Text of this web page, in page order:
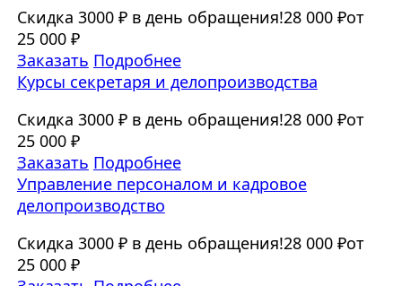
Скидка 3000 ₽ в день обращения!28 000 ₽от
25 000 ₽
Заказать Подробнее
Курсы секретаря и делопроизводства
Скидка 3000 ₽ в день обращения!28 000 ₽от
25 000 ₽
Заказать Подробнее
Управление персоналом и кадровое
делопроизводство
Скидка 3000 ₽ в день обращения!28 000 ₽от
25 000 ₽